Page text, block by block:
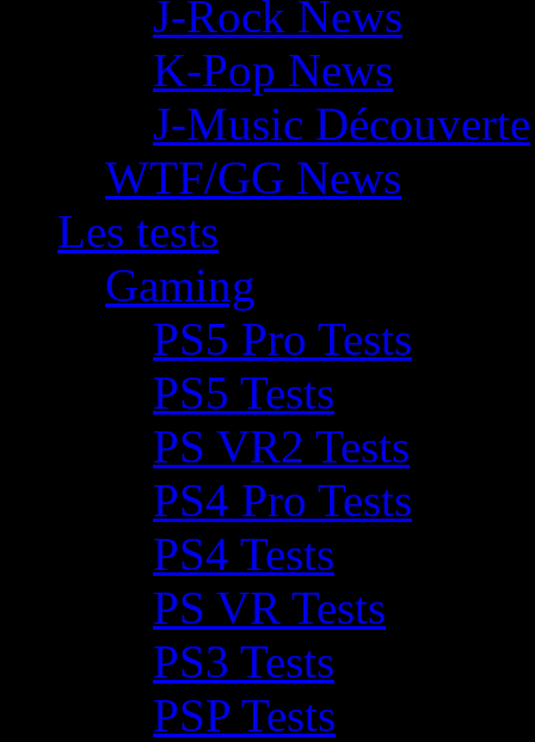
J-Rock News
K-Pop News
J-Music Découverte
WTF/GG News
Les tests
Gaming
PS5 Pro Tests
PS5 Tests
PS VR2 Tests
PS4 Pro Tests
PS4 Tests
PS VR Tests
PS3 Tests
PSP Tests